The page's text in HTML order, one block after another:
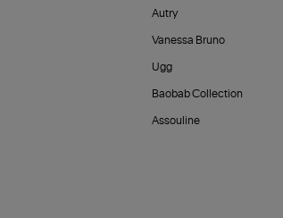
Autry
Vanessa Bruno
Ugg
Baobab Collection
Assouline